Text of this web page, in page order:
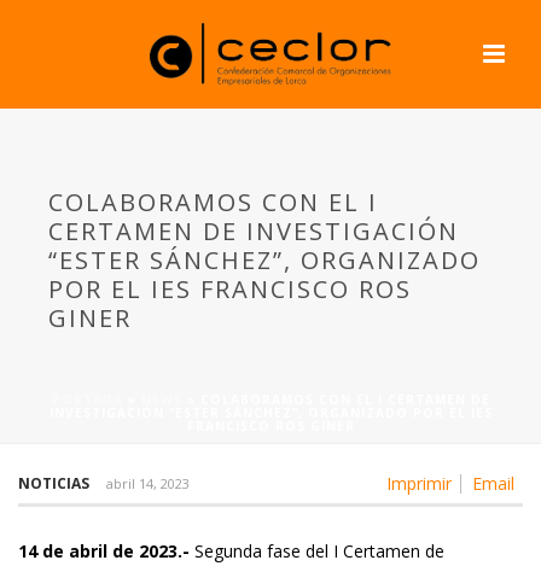
COLABORAMOS CON EL I
CERTAMEN DE INVESTIGACIÓN
“ESTER SÁNCHEZ”, ORGANIZADO
POR EL IES FRANCISCO ROS
GINER
Imprimir Email
NOTICIAS abril 14, 2023
14 de abril de 2023.- Segunda fase del I Certamen de